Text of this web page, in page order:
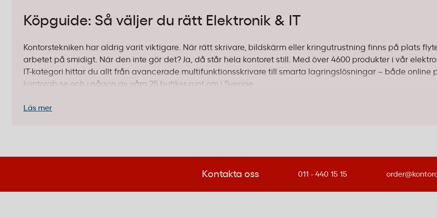
Köpguide: Så väljer du rätt Elektronik & IT
Kontorstekniken har aldrig varit viktigare. När rätt skrivare, bildskärm eller kringutrustning finns på plats
arbetet på smidigt. När den inte gör det? Ja, då står hela kontoret still. Med över 4600 produkter i vår
IT-kategori hittar du allt från avancerade multifunktionsskrivare till smarta lagringslösningar – både online
kontorab.se och i någon av våra 25 butiker runt om i Sverige.
Det ska bara funka. Punkt. Därför har vi samlat det bästa från ledande varumärken som
Innan du börjar jämföra specifikationer är det värt att ta ett steg tillbaka. Vad är det egentligen ni behöver
dagligen.
Läs mer
Kontakta oss 011 - 440 15 15